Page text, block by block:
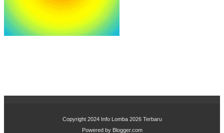
Copyright 2024 Info Lomba 2026 Terbaru
Powered by Blogger.com